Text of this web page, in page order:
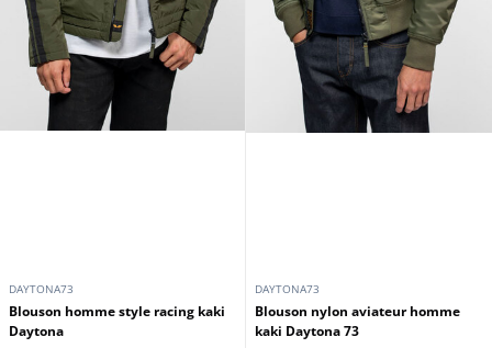
DAYTONA73
Blouson homme style racing kaki
Daytona
DAYTONA73
Blouson nylon aviateur homme
kaki Daytona 73